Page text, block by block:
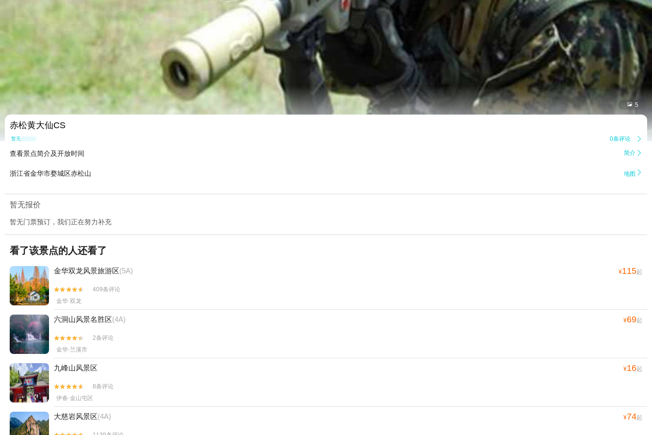
 5
赤松黄大仙CS
暂无点评 0条评论 
查看景点简介及开放时间 简介 
浙江省金华市婺城区赤松山 地图 
暂无报价
暂无门票预订，我们正在努力补充
看了该景点的人还看了
金华双龙风景旅游区(5A) ¥115起


409条评论
金华·双龙
六洞山风景名胜区(4A) ¥69起


2条评论
金华·兰溪市
九峰山风景区 ¥16起


8条评论
伊春·金山屯区
大慈岩风景区(4A) ¥74起